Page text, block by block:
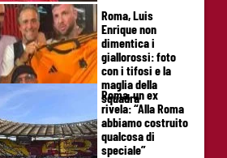
Roma, Luis
Enrique non
dimentica i
giallorossi: foto
con i tifosi e la
maglia della
squadra
Roma, un ex
rivela: “Alla Roma
abbiamo costruito
qualcosa di
speciale”